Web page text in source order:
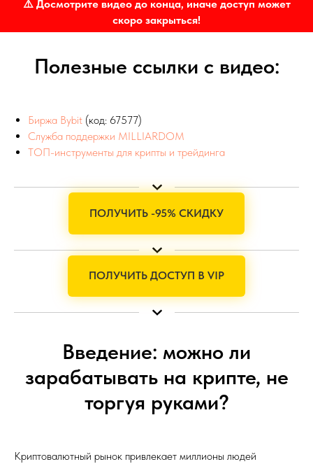
⚠️ Досмотрите видео до конца, иначе доступ может
скоро закрыться!
Полезные ссылки с видео:
Биржа Bybit (код: 67577)
Служба поддержки MILLIARDOM
ТОП-инструменты для крипты и трейдинга
ПОЛУЧИТЬ -95% СКИДКУ
ПОЛУЧИТЬ ДОСТУП В VIP
Введение: можно ли
зарабатывать на крипте, не
торгуя руками?
Криптовалютный рынок привлекает миллионы людей